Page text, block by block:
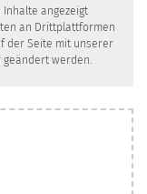
angezeigt
an Drittplattformen
der Seite mit unserer
werden.